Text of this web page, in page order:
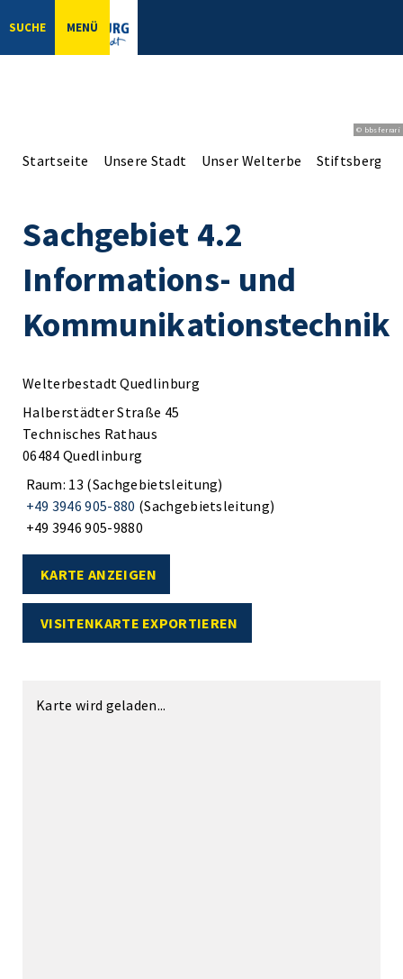
SUCHE MENÜ
© bbsferrari
Startseite Unsere Stadt Unser Welterbe Stiftsberg
Sachgebiet 4.2
Informations- und
Kommunikationstechnik
Welterbestadt Quedlinburg
Halberstädter Straße 45
Technisches Rathaus
06484 Quedlinburg
Raum: 13 (Sachgebietsleitung)
+49 3946 905-880 (Sachgebietsleitung)
+49 3946 905-9880
KARTE ANZEIGEN
VISITENKARTE EXPORTIEREN
Karte wird geladen...